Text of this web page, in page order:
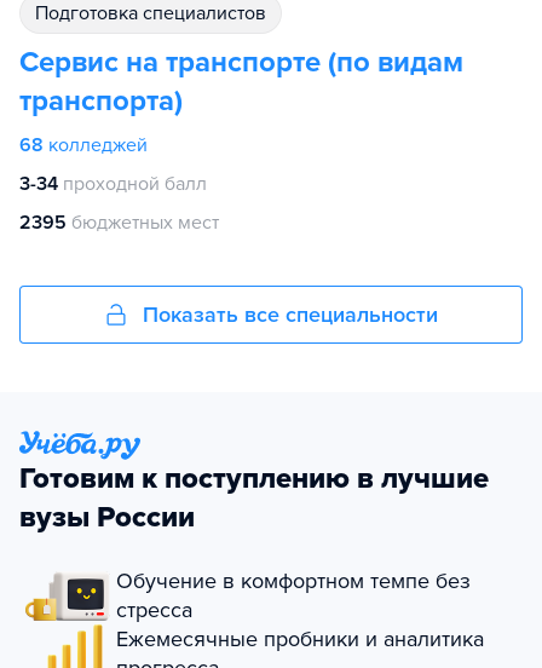
подготовка специалистов
Сервис на транспорте (по видам
транспорта)
68 колледжей
3-34 проходной балл
2395 бюджетных мест
Показать все специальности
Готовим к поступлению в лучшие
вузы России
Обучение в комфортном темпе без
стресса
Ежемесячные пробники и аналитика